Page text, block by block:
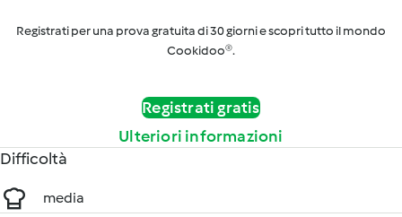
Registrati per una prova gratuita di 30 giorni e scopri tutto il mondo
Cookidoo®.
Registrati gratis
Ulteriori informazioni
Difficoltà
media